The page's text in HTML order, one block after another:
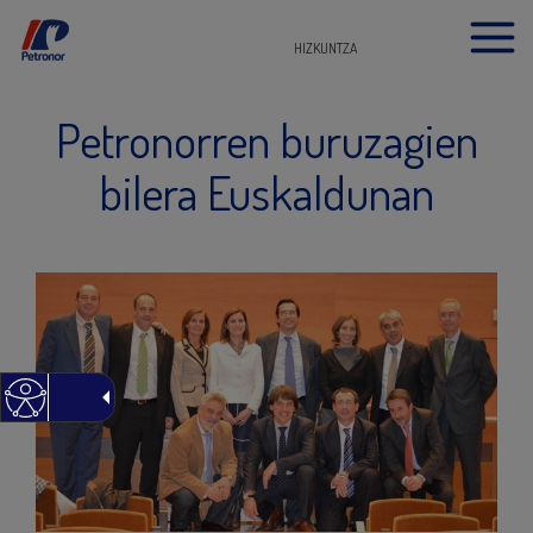
HIZKUNTZA
Petronorren buruzagien
bilera Euskaldunan